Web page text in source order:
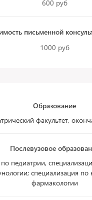
600 руб
письменной
1000 руб
Образование
факультет,
Послевузовое
педиатрии,
специализация по
фармакологии